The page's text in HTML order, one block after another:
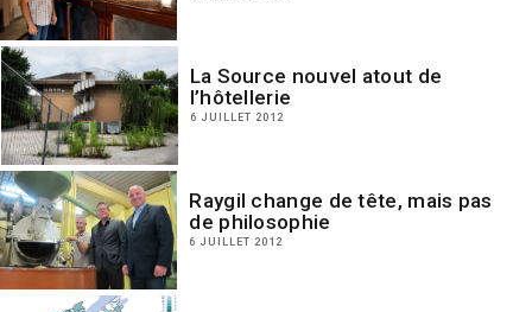
La Source nouvel atout de
l’hôtellerie
6 JUILLET 2012
Raygil change de tête, mais pas
de philosophie
6 JUILLET 2012